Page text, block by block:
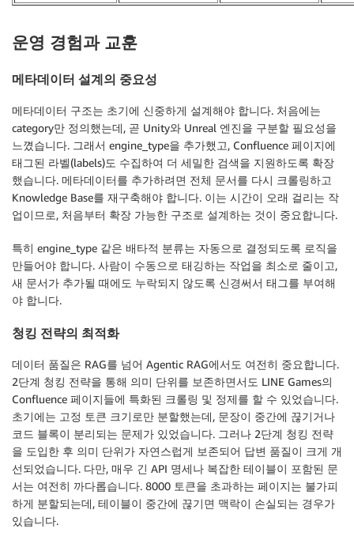
운영 경험과 교훈
메타데이터 설계의 중요성
메타데이터 구조는 초기에 신중하게 설계해야 합니다. 처음에는
category만 정의했는데, 곧 Unity와 Unreal 엔진을 구분할 필요성을
느꼈습니다. 그래서 engine_type을 추가했고, Confluence 페이지에
태그된 라벨(labels)도 수집하여 더 세밀한 검색을 지원하도록 확장
했습니다. 메타데이터를 추가하려면 전체 문서를 다시 크롤링하고
Knowledge Base를 재구축해야 합니다. 이는 시간이 오래 걸리는 작
업이므로, 처음부터 확장 가능한 구조로 설계하는 것이 중요합니다.
특히 engine_type 같은 배타적 분류는 자동으로 결정되도록 로직을
만들어야 합니다. 사람이 수동으로 태깅하는 작업을 최소로 줄이고,
새 문서가 추가될 때에도 누락되지 않도록 신경써서 태그를 부여해
야 합니다.
청킹 전략의 최적화
데이터 품질은 RAG를 넘어 Agentic RAG에서도 여전히 중요합니다.
2단계 청킹 전략을 통해 의미 단위를 보존하면서도 LINE Games의
Confluence 페이지들에 특화된 크롤링 및 정제를 할 수 있었습니다.
초기에는 고정 토큰 크기로만 분할했는데, 문장이 중간에 끊기거나
코드 블록이 분리되는 문제가 있었습니다. 그러나 2단계 청킹 전략
을 도입한 후 의미 단위가 자연스럽게 보존되어 답변 품질이 크게 개
선되었습니다. 다만, 매우 긴 API 명세나 복잡한 테이블이 포함된 문
서는 여전히 까다롭습니다. 8000 토큰을 초과하는 페이지는 불가피
하게 분할되는데, 테이블이 중간에 끊기면 맥락이 손실되는 경우가
있습니다.